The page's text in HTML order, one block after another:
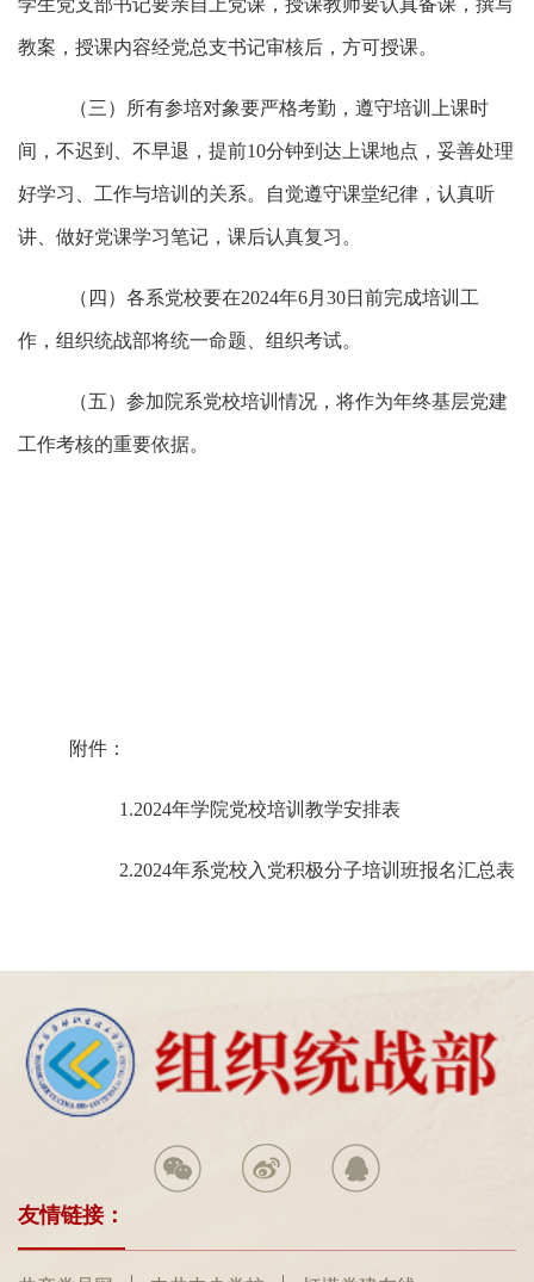
教案，授课内容经党总支书记审核后，方可授课。
（三）所有参培对象要严格考勤， 遵守培训上课时
间，不迟到、不早退，提前10分钟到达上课地点，妥善处理
好学习、工作与培训的关系。自觉遵守课堂纪律，认真听
讲、做好党课学习笔记，课后认真复习。
（四）各系党校要在2024年6月30日前完成培训工
作，组织统战部将统一命题、组织考试。
（五）参加院系党校培训情况，将作为年终基层党建
工作考核的重要依据。
附件：
1.2024年学院党校培训教学安排表
2.2024年系党校入党积极分子培训班报名汇总表
友情链接：